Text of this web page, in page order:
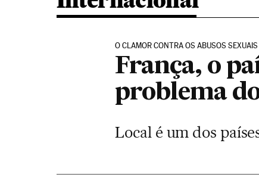
O CLAMOR CONTRA OS ABUSOS SEXUAIS
França, o
problema
Local é um dos